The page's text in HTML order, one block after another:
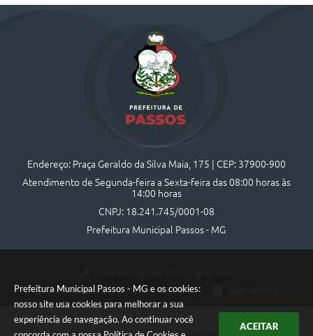
Prefeitura Municipal Passos - MG e os cookies:
nosso site usa cookies para melhorar a sua
experiência de navegação. Ao continuar você
ACEITAR
Endereço: Praça Geraldo da Silva Maia, 175 | CEP: 37900-900
Atendimento de Segunda-feira a Sexta-feira das 08:00 horas às
14:00 horas
CNPJ: 18.241.745/0001-08
Prefeitura Municipal Passos - MG
Portal atualizado em: 05/08/2026 16:44